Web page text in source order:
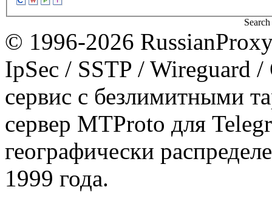
© 1996-2026
IpSec / SSTP / Wireguard
сервис с безлимитными
сервер MTProto для
географически
1999 года.